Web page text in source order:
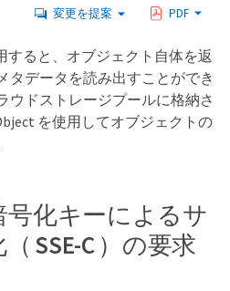
変更を提案 PDF
すると、オブジェクト自体を返
タデータを読み出すことができ
ウドストレージプールに格納さ
を使用してオブジェクトの
化キーによるサ
SSE-C ）の要求